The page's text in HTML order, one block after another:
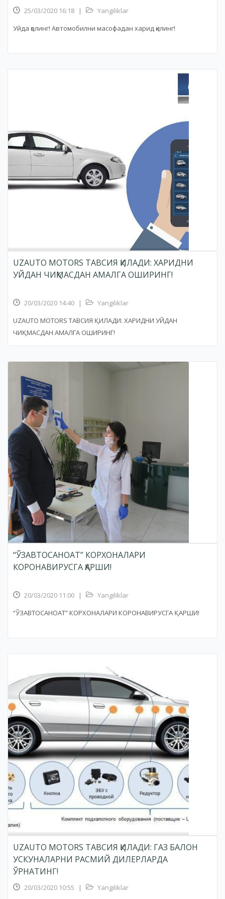
25/03/2020 16:18 |
Yangiliklar
Уйда қолинг! Автомобилни масофадан харид қилинг!
UZAUTO MOTORS ТАВСИЯ ҚИЛАДИ: ХАРИДНИ
УЙДАН ЧИҚМАСДАН АМАЛГА ОШИРИНГ!
20/03/2020 14:40 |
Yangiliklar
UZAUTO MOTORS ТАВСИЯ ҚИЛАДИ: ХАРИДНИ УЙДАН
ЧИҚМАСДАН АМАЛГА ОШИРИНГ!
“ЎЗАВТОСАНОАТ” КОРХОНАЛАРИ
КОРОНАВИРУСГА ҚАРШИ!
20/03/2020 11:00 |
Yangiliklar
“ЎЗАВТОСАНОАТ” КОРХОНАЛАРИ КОРОНАВИРУСГА ҚАРШИ!
UZAUTO MOTORS ТАВСИЯ ҚИЛАДИ: ГАЗ БАЛОН
УСКУНАЛАРНИ РАСМИЙ ДИЛEРЛАРДА
ЎРНАТИНГ!
20/03/2020 10:55 |
Yangiliklar